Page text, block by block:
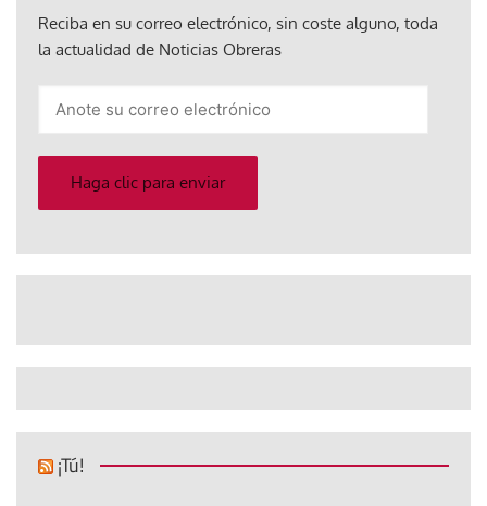
Reciba en su correo electrónico, sin coste alguno, toda
la actualidad de Noticias Obreras
electrónico
Haga clic para enviar
¡Tú!